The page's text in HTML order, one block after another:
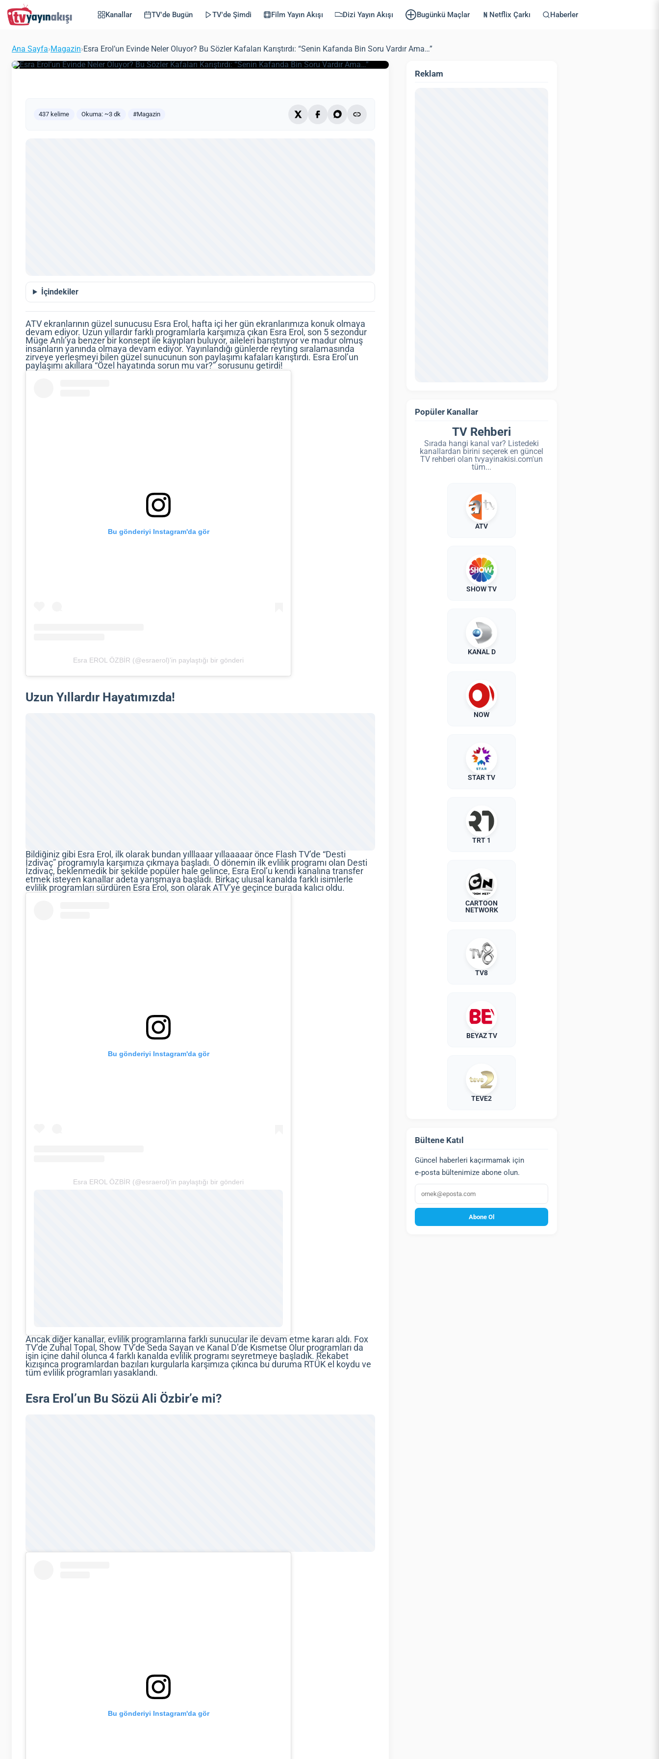
Kanallar TV'de Bugün TV'de Şimdi Film Yayın Akışı Dizi Yayın Akışı Bugünkü Maçlar Netflix Çarkı Haberler
Ana Sayfa›Magazin›Esra Erol’un Evinde Neler Oluyor? Bu Sözler Kafaları Karıştırdı: “Senin Kafanda Bin Soru Vardır Ama…”
Kafanda Bin Soru Vardır Ama…”
Zeynep Öztürk Magazin 20 Ocak 2022(Güncellendi: 3 Ekim 2025) 3 dk
437 kelime Okuma: ~3 dk #Magazin
İçindekiler
ATV ekranlarının güzel sunucusu Esra Erol, hafta içi her gün ekranlarımıza konuk olmaya
devam ediyor. Uzun yıllardır farklı programlarla karşımıza çıkan Esra Erol, son 5 sezondur
Müge Anlı’ya benzer bir konsept ile kayıpları buluyor, aileleri barıştırıyor ve madur olmuş
insanların yanında olmaya devam ediyor. Yayınlandığı günlerde reyting sıralamasında
zirveye yerleşmeyi bilen güzel sunucunun son paylaşımı kafaları karıştırdı. Esra Erol’un
paylaşımı akıllara “Özel hayatında sorun mu var?” sorusunu getirdi!
Bu gönderiyi Instagram'da gör
Esra EROL ÖZBİR (@esraerol)'in paylaştığı bir gönderi
Uzun Yıllardır Hayatımızda!
Bildiğiniz gibi Esra Erol, ilk olarak bundan yılllaaar yıllaaaaar önce Flash TV’de “Desti
İzdivaç” programıyla karşımıza çıkmaya başladı. O dönemin ilk evlilik programı olan Desti
İzdivaç, beklenmedik bir şekilde popüler hale gelince, Esra Erol’u kendi kanalına transfer
etmek isteyen kanallar adeta yarışmaya başladı. Birkaç ulusal kanalda farklı isimlerle
evlilik programları sürdüren Esra Erol, son olarak ATV’ye geçince burada kalıcı oldu.
Bu gönderiyi Instagram'da gör
Esra EROL ÖZBİR (@esraerol)'in paylaştığı bir gönderi
Ancak diğer kanallar, evlilik programlarına farklı sunucular ile devam etme kararı aldı. Fox
TV’de Zuhal Topal, Show TV’de Seda Sayan ve Kanal D’de Kısmetse Olur programları da
işin içine dahil olunca 4 farklı kanalda evlilik programı seyretmeye başladık. Rekabet
kızışınca programlardan bazıları kurgularla karşımıza çıkınca bu duruma RTÜK el koydu ve
tüm evlilik programları yasaklandı.
Esra Erol’un Bu Sözü Ali Özbir’e mi?
Bu gönderiyi Instagram'da gör
Reklam
Popüler Kanallar
TV Rehberi
Sırada hangi kanal var? Listedeki
kanallardan birini seçerek en güncel
TV rehberi olan tvyayinakisi.com'un
tüm...
ATV
SHOW TV
KANAL D
NOW
STAR TV
TRT 1
CARTOON
NETWORK
TV8
BEYAZ TV
TEVE2
Bültene Katıl
Güncel haberleri kaçırmamak için
e‑posta bültenimize abone olun.
E‑posta
Abone Ol